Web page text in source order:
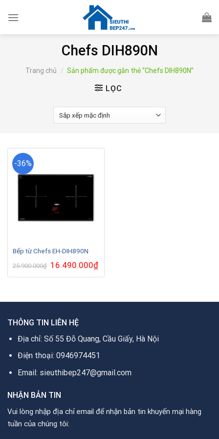
Chefs DIH890N
Trang chủ / Sản phẩm được gắn thẻ “Chefs DIH890N”
LỌC
-36%
Bếp từ Chefs EH-DIH890N
25.900.000₫ Giá
gốc
là:
16.490.000₫Giá
hiện
tại
THÔNG TIN LIÊN HỆ
Địa chỉ: Số 55 Đỗ Quang, Cầu Giấy, Hà Nội
Điện thoại: 0946974451
Email: sieuthibep247@gmail.com
NHẬN BẢN TIN
Vui lòng nhập địa chỉ email để nhận bản tin khuyến mại hàng
tuần của chúng tôi: